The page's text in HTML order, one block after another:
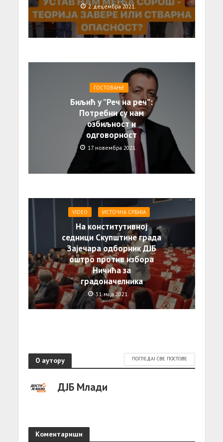
2. децембра 2021.
ГОСТОВАЊЕ
Биљић у ”Реч на реч”:
Потребни су нам
озбиљност и
одговорност
17. новембра 2021.
VIDEO ИСТОЧНА СРБИЈА
На конститутивној
седници Скупштине града
Зајечара одборник ДЈБ
оштро против избора
Ничића за
градоначелника
31. маја 2021.
О аутору ПОГЛЕДАЈ СВЕ ПОСТОВЕ
ДЈБ Млади
Коментариши